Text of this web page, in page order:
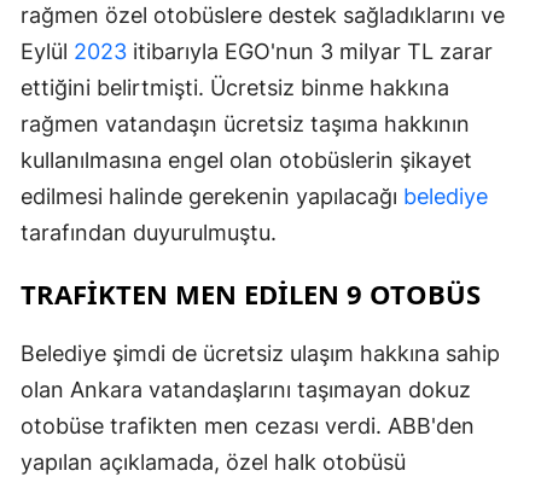
rağmen özel otobüslere destek sağladıklarını ve
Eylül 2023 itibarıyla EGO'nun 3 milyar TL zarar
ettiğini belirtmişti. Ücretsiz binme hakkına
rağmen vatandaşın ücretsiz taşıma hakkının
kullanılmasına engel olan otobüslerin şikayet
edilmesi halinde gerekenin yapılacağı belediye
tarafından duyurulmuştu.
TRAFIKTEN MEN EDILEN 9 OTOBÜS
Belediye şimdi de ücretsiz ulaşım hakkına sahip
olan Ankara vatandaşlarını taşımayan dokuz
otobüse trafikten men cezası verdi. ABB'den
yapılan açıklamada, özel halk otobüsü